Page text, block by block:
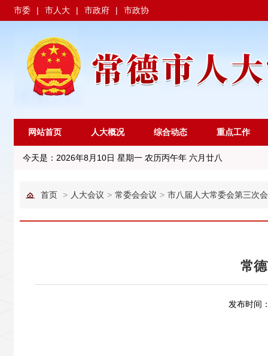
市委 | 市人大 | 市政府 | 市政协
网站首页 人大概况 综合动态 重点工作
今天是： 2026年8月10日 星期一 农历丙午年 六月廿八
首页 > 人大会议 > 常委会会议 > 市八届人大常委会第三次
常
发布时间